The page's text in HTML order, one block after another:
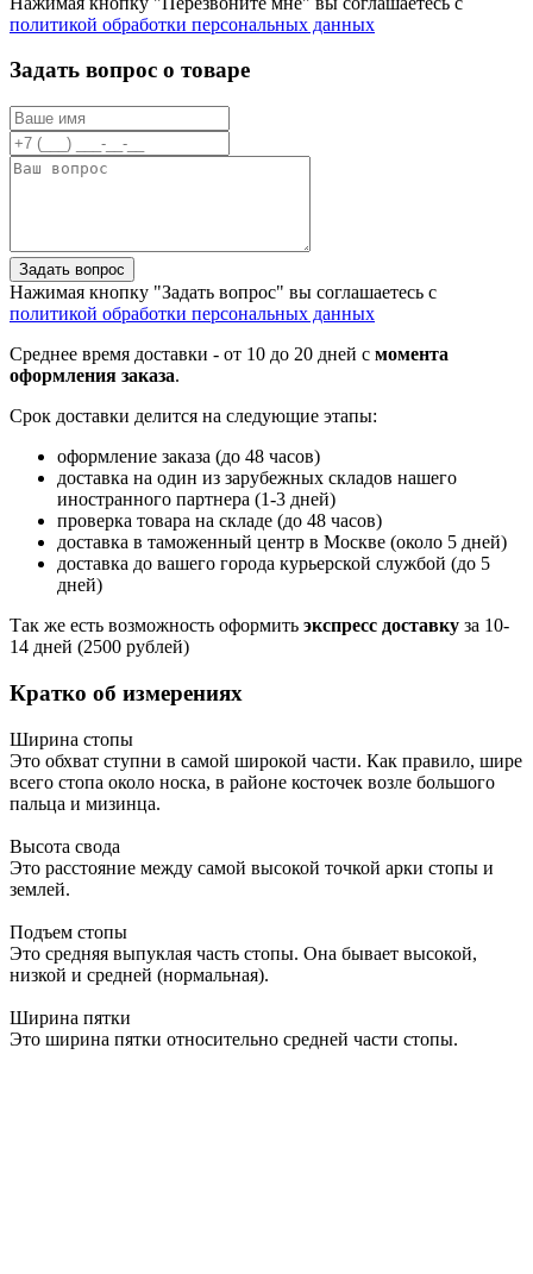
политикой обработки персональных данных
Задать вопрос о товаре
Задать вопрос
Нажимая кнопку "Задать вопрос" вы соглашаетесь с
политикой обработки персональных данных
Среднее время доставки - от 10 до 20 дней с момента
оформления заказа.
Срок доставки делится на следующие этапы:
оформление заказа (до 48 часов)
доставка на один из зарубежных складов нашего
иностранного партнера (1-3 дней)
проверка товара на складе (до 48 часов)
доставка в таможенный центр в Москве (около 5 дней)
доставка до вашего города курьерской службой (до 5
дней)
Так же есть возможность оформить экспресс доставку за 10-
14 дней (2500 рублей)
Кратко об измерениях
Ширина стопы
Это обхват ступни в самой широкой части. Как правило, шире
всего стопа около носка, в районе косточек возле большого
пальца и мизинца.
Высота свода
Это расстояние между самой высокой точкой арки стопы и
землей.
Подъем стопы
Это средняя выпуклая часть стопы. Она бывает высокой,
низкой и средней (нормальная).
Ширина пятки
Это ширина пятки относительно средней части стопы.